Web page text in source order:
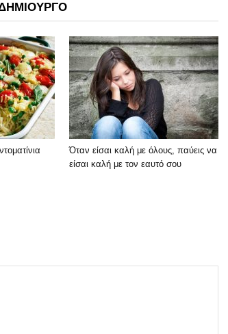
Όταν είσαι καλή με όλους, παύεις να
είσαι καλή με τον εαυτό σου